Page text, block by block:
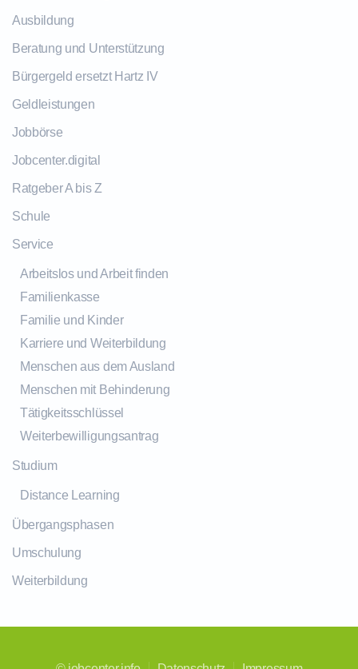
Ausbildung
Beratung und Unterstützung
Bürgergeld ersetzt Hartz IV
Geldleistungen
Jobbörse
Jobcenter.digital
Ratgeber A bis Z
Schule
Service
Arbeitslos und Arbeit finden
Familienkasse
Familie und Kinder
Karriere und Weiterbildung
Menschen aus dem Ausland
Menschen mit Behinderung
Tätigkeitsschlüssel
Weiterbewilligungsantrag
Studium
Distance Learning
Übergangsphasen
Umschulung
Weiterbildung